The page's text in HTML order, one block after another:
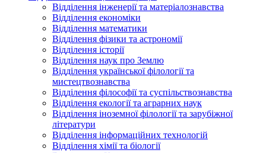
Відділення інженерії та матеріалознавства
Відділення економіки
Відділення математики
Відділення фізики та астрономії
Відділення історії
Відділення наук про Землю
Відділення української філології та
мистецтвознавства
Відділення філософії та суспільствознавства
Відділення екології та аграрних наук
Відділення іноземної філології та зарубіжної
літератури
Відділення інформаційних технологій
Відділення хімії та біології